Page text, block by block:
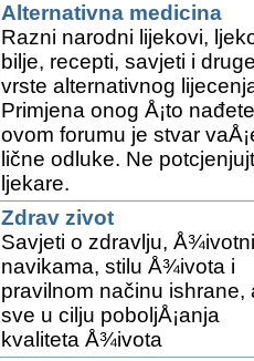
Alternativna medicina
Razni narodni lijekovi,
bilje, recepti, savjeti i
vrste alternativnog
Primjena onog Å¡to
ovom forumu je stvar
lične odluke. Ne
ljekare.
Zdrav zivot
Savjeti o zdravlju,
navikama, stilu Å¾ivota i
pravilnom načinu ishrane,
sve u cilju poboljÅ¡anja
kvaliteta Å¾ivota